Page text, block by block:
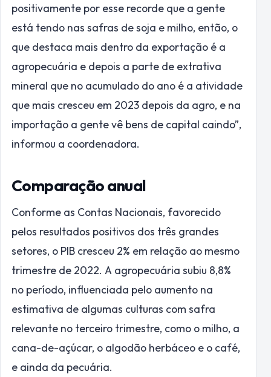
positivamente por esse recorde que a gente
está tendo nas safras de soja e milho, então, o
que destaca mais dentro da exportação é a
agropecuária e depois a parte de extrativa
mineral que no acumulado do ano é a atividade
que mais cresceu em 2023 depois da agro, e na
importação a gente vê bens de capital caindo”,
informou a coordenadora.
Comparação anual
Conforme as Contas Nacionais, favorecido
pelos resultados positivos dos três grandes
setores, o PIB cresceu 2% em relação ao mesmo
trimestre de 2022. A agropecuária subiu 8,8%
no período, influenciada pelo aumento na
estimativa de algumas culturas com safra
relevante no terceiro trimestre, como o milho, a
cana-de-açúcar, o algodão herbáceo e o café,
e ainda da pecuária.